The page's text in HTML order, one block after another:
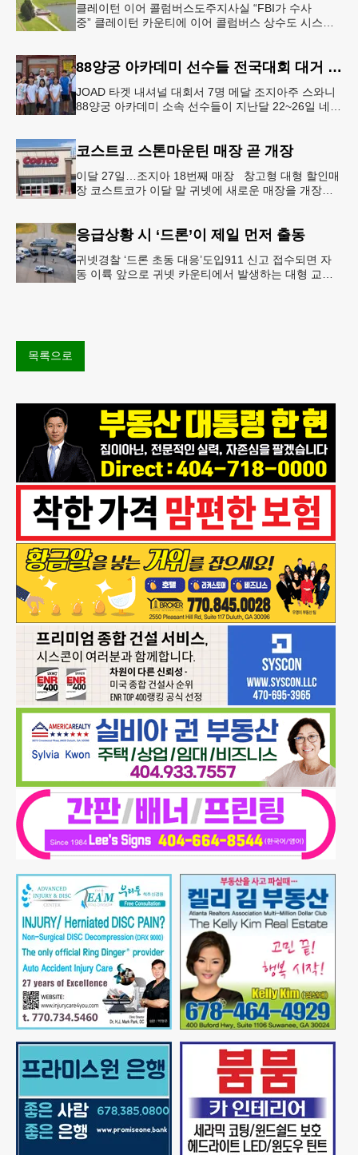
클레이턴 이어 콜럼버스도주지사실 “FBI가 수사
중” 클레이턴 카운티에 이어 콜럼버스 상수도 시스템
88양궁 아카데미 선수들 전국대회 대거 입상
JOAD 타겟 내셔널 대회서 7명 메달 조지아주 스와니
88양궁 아카데미 소속 선수들이 지난달 22~26일 네브
코스트코 스톤마운틴 매장 곧 개장
이달 27일…조지아 18번째 매장 창고형 대형 할인매
장 코스트코가 이달 말 귀넷에 새로운 매장을 개장한
응급상황 시 ‘드론’이 제일 먼저 출동
귀넷경찰 ‘드론 초동 대응’도입911 신고 접수되면 자
동 이륙 앞으로 귀넷 카운티에서 발생하는 대형 교통
목록으로